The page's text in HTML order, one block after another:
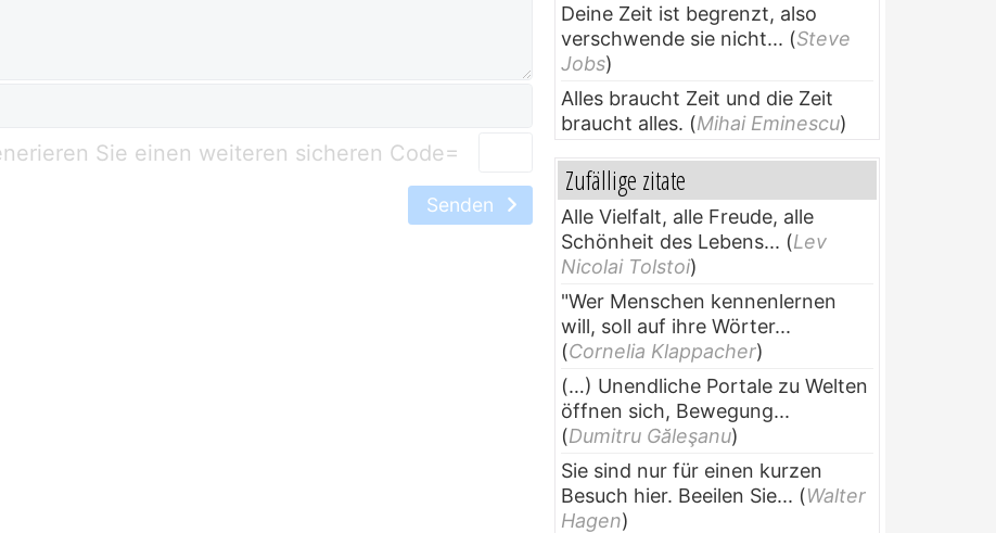
=
Senden
Deine Zeit ist begrenzt, also
verschwende sie nicht... (Steve
Jobs)
Alles braucht Zeit und die Zeit
braucht alles. (Mihai Eminescu)
Zufällige zitate
Alle Vielfalt, alle Freude, alle
Schönheit des Lebens... (Lev
Nicolai Tolstoi)
"Wer Menschen kennenlernen
will, soll auf ihre Wörter...
(Cornelia Klappacher)
(…) Unendliche Portale zu Welten
öffnen sich, Bewegung...
(Dumitru Găleşanu)
Sie sind nur für einen kurzen
Besuch hier. Beeilen Sie... (Walter
Hagen)